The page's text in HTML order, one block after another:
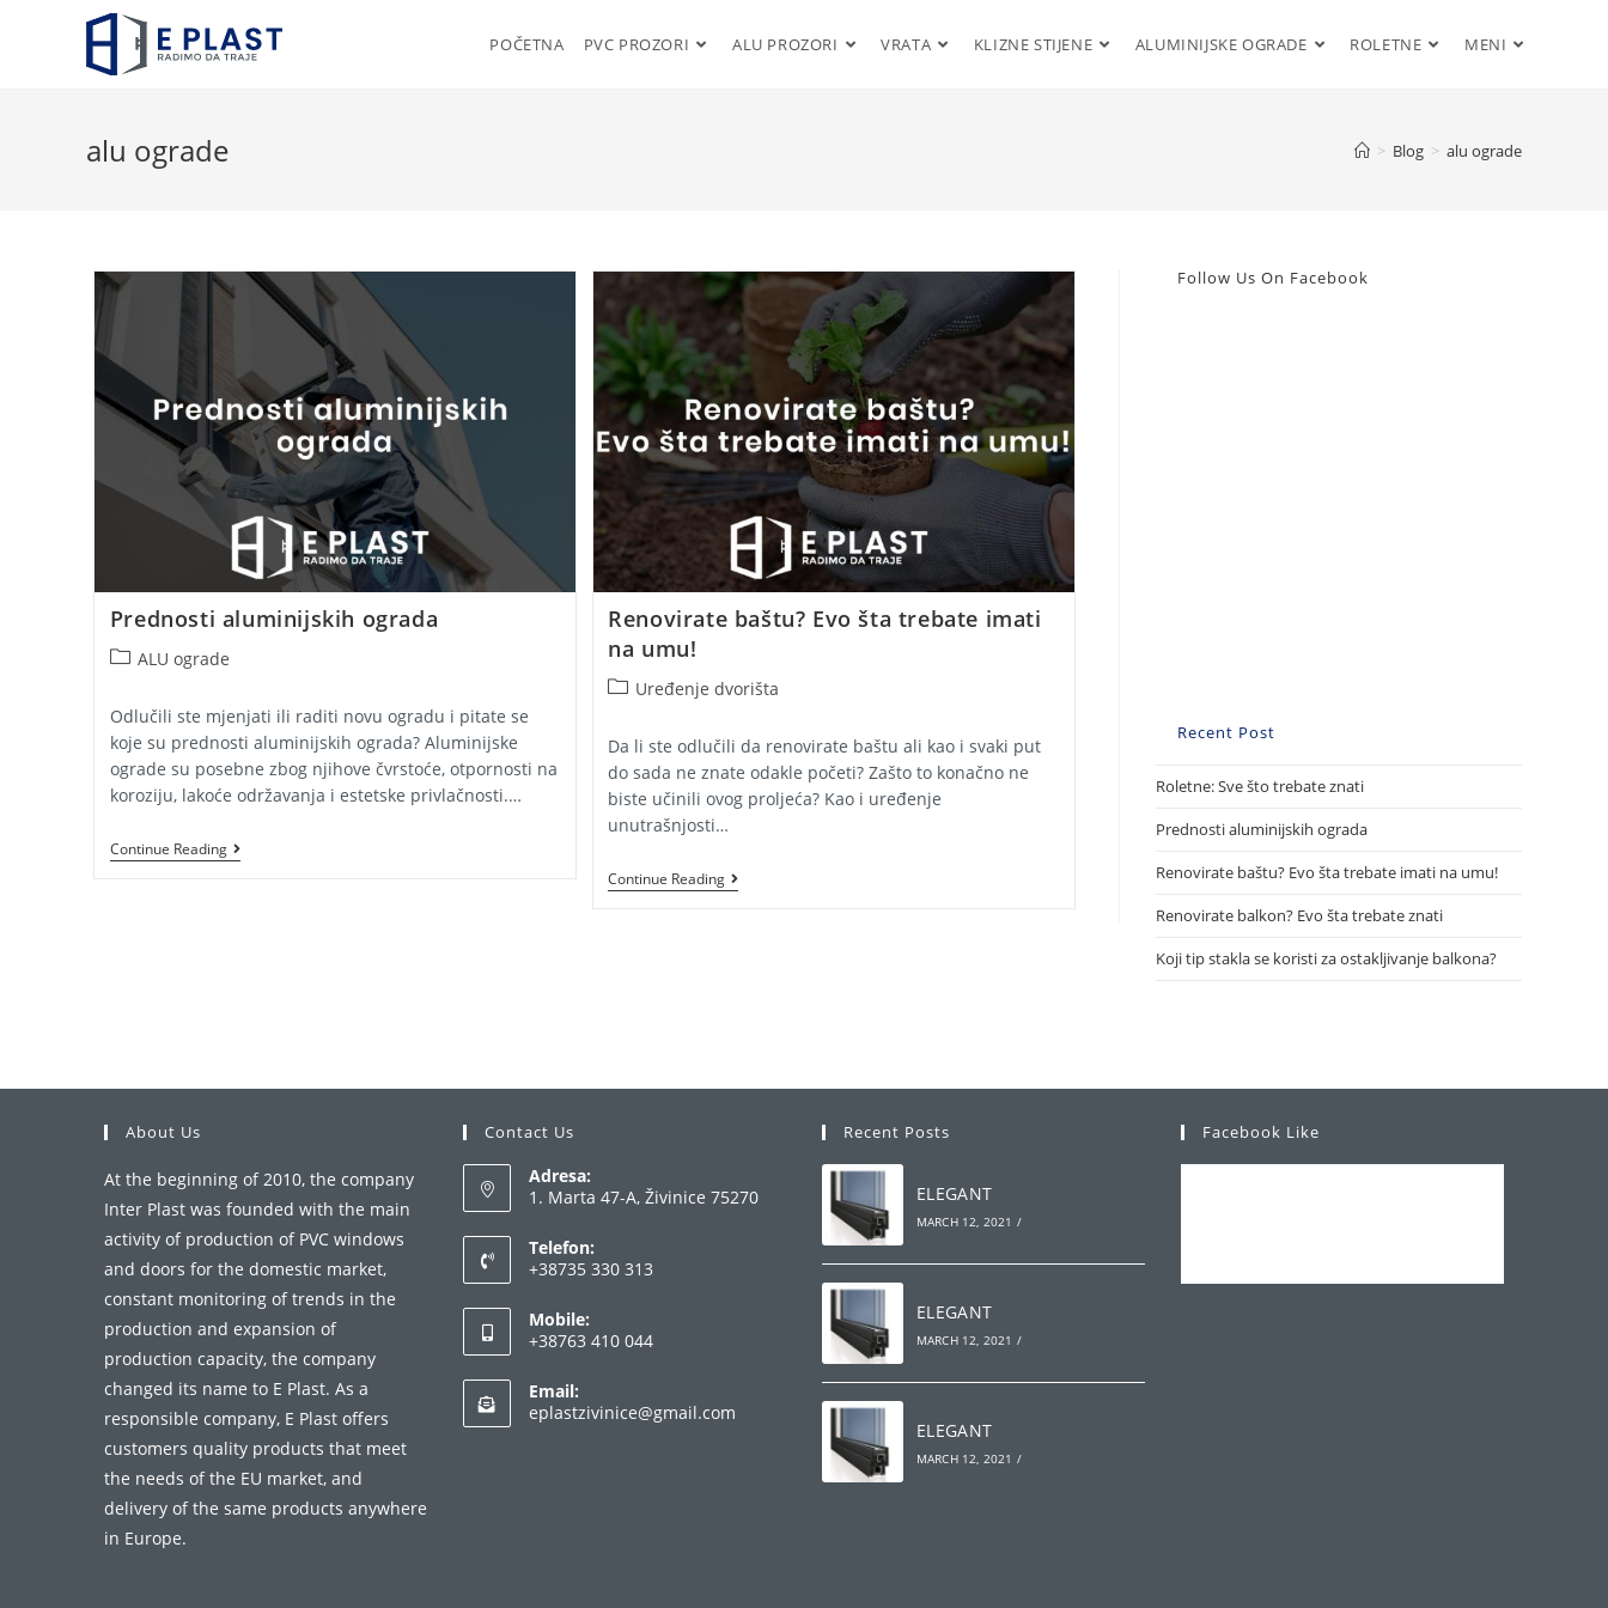
POČETNA PVC PROZORI ALU PROZORI VRATA KLIZNE STIJENE ALUMINIJSKE OGRADE ROLETNE MENI
alu ograde > Blog > alu ograde
Prednosti aluminijskih ograda
PostALU ograde
Odlučili ste mjenjati ili raditi novu ogradu i pitate se
koje su prednosti aluminijskih ograda? Aluminijske
ograde su posebne zbog njihove čvrstoće, otpornosti na
koroziju, lakoće održavanja i estetske privlačnosti.…
Continue ReadingPrednosti
Aluminijskih
Renovirate baštu? Evo šta trebate imati
na umu!
PostUređenje dvorišta
Da li ste odlučili da renovirate baštu ali kao i svaki put
do sada ne znate odakle početi? Zašto to konačno ne
biste učinili ovog proljeća? Kao i uređenje
unutrašnjosti…
Continue ReadingRenovirate
Baštu?
Follow Us On Facebook
Recent Post
Roletne: Sve što trebate znati
Prednosti aluminijskih ograda
Renovirate baštu? Evo šta trebate imati na umu!
Renovirate balkon? Evo šta trebate znati
Koji tip stakla se koristi za ostakljivanje balkona?
About Us
At the beginning of 2010, the company
Inter Plast was founded with the main
activity of production of PVC windows
and doors for the domestic market,
constant monitoring of trends in the
production and expansion of
production capacity, the company
changed its name to E Plast. As a
responsible company, E Plast offers
customers quality products that meet
the needs of the EU market, and
delivery of the same products anywhere
in Europe.
Contact Us
Adresa:
1. Marta 47-A, Živinice 75270
Telefon:
+38735 330 313
in
your
application
Mobile:
+38763 410 044
in
your
Email:
eplastzivinice@gmail.com
application
Recent Posts
ELEGANT
MARCH 12, 2021 /
ELEGANT
MARCH 12, 2021 /
ELEGANT
MARCH 12, 2021 /
Facebook Like